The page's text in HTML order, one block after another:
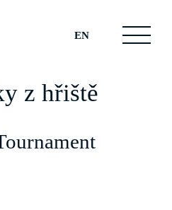
EN
z hřiště